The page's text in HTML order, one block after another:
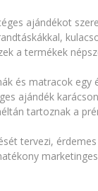
ajándékot
a termékek
és matracok egy
ajándék
tartoznak a
tervezi,